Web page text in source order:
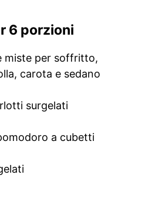
6 porzioni
miste per soffritto,
carota e sedano
surgelati
a cubetti